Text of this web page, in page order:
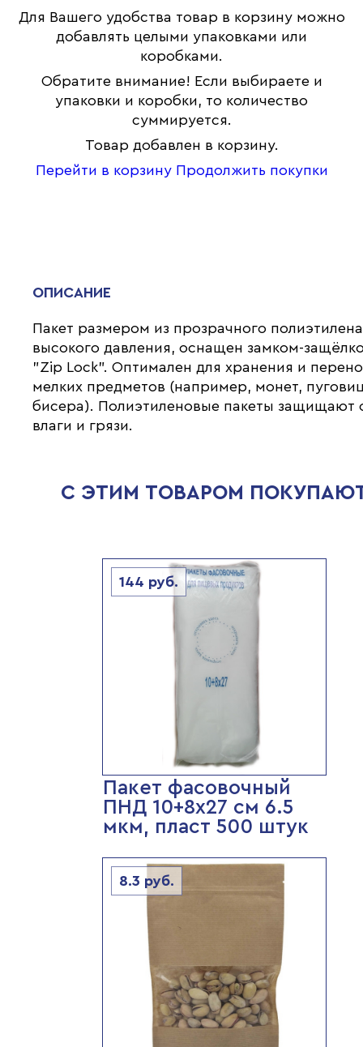
Для Вашего удобства товар в корзину можно
добавлять целыми упаковками или
коробками.
Обратите внимание! Если выбираете и
упаковки и коробки, то количество
суммируется.
Товар добавлен в корзину.
Перейти в корзину Продолжить покупки
ОПИСАНИЕ
Пакет размером из прозрачного полиэтилена
высокого давления, оснащен замком-
"Zip Lock". Оптимален для хранения и
мелких предметов (например, монет,
бисера). Полиэтиленовые пакеты защищают
влаги и грязи.
С ЭТИМ ТОВАРОМ
144 руб.
Пакет фасовочный
ПНД 10+8х27 см 6.5
мкм, пласт 500 штук
8.3 руб.